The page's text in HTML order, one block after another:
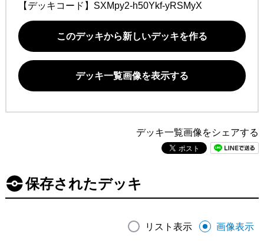
【デッキコード】 SXMpy2-h50Ykf-yRSMyX
このデッキから新しいデッキを作る
デッキ一覧画像を表示する
デッキ一覧画像をシェアする
保存されたデッキ
リスト表示 画像表示